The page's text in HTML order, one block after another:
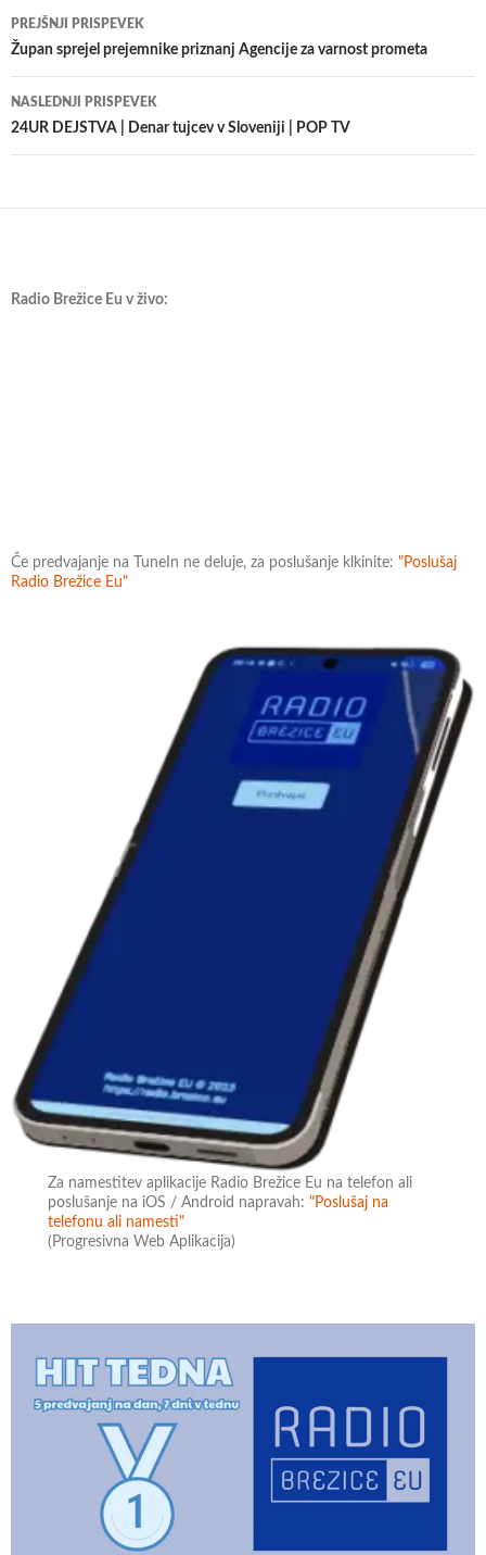
Krmarjenje
po
prispevkih
PREJŠNJI PRISPEVEK
Župan sprejel prejemnike priznanj Agencije za varnost prometa
NASLEDNJI PRISPEVEK
24UR DEJSTVA | Denar tujcev v Sloveniji | POP TV
Radio Brežice Eu v živo:
Če predvajanje na TuneIn ne deluje, za poslušanje klkinite: "Poslušaj
Radio Brežice Eu"
Za namestitev aplikacije Radio Brežice Eu na telefon ali
poslušanje na iOS / Android napravah:"Poslušaj na
telefonu ali namesti"
(Progresivna Web Aplikacija)